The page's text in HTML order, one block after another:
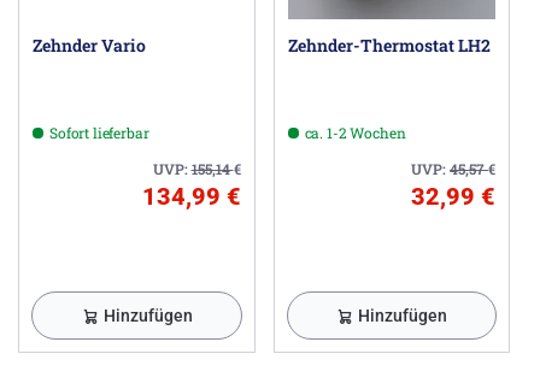
Zehnder Vario
Sofort lieferbar
UVP:155,14€
134,99 €
Hinzufügen
Zehnder-Thermostat LH2
ca. 1-2 Wochen
UVP:45,57€
32,99 €
Hinzufügen